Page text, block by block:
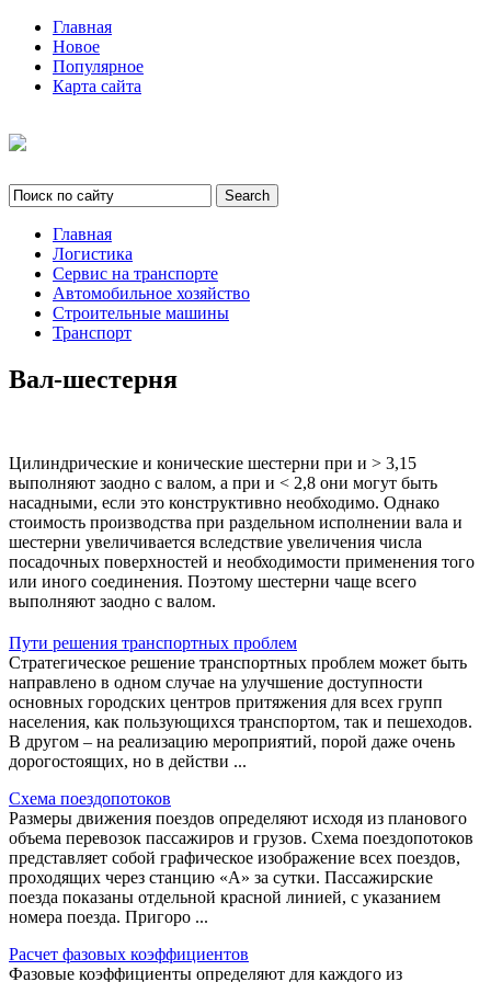
Главная
Новое
Популярное
Карта сайта
Главная
Логистика
Сервис на транспорте
Автомобильное хозяйство
Строительные машины
Транспорт
Вал-шестерня
Цилиндрические и конические шестерни при и > 3,15
выполняют заодно с валом, а при и < 2,8 они могут быть
насадными, если это конструктивно необходимо. Однако
стоимость производства при раздельном исполнении вала и
шестерни увеличивается вследствие увеличения числа
посадочных поверхностей и необходимости применения того
или иного соединения. Поэтому шестерни чаще всего
выполняют заодно с валом.
Пути решения транспортных проблем
Стратегическое решение транспортных проблем может быть
направлено в одном случае на улучшение доступности
основных городских центров притяжения для всех групп
населения, как пользующихся транспортом, так и пешеходов.
В другом – на реализацию мероприятий, порой даже очень
дорогостоящих, но в действи ...
Схема поездопотоков
Размеры движения поездов определяют исходя из планового
объема перевозок пассажиров и грузов. Схема поездопотоков
представляет собой графическое изображение всех поездов,
проходящих через станцию «А» за сутки. Пассажирские
поезда показаны отдельной красной линией, с указанием
номера поезда. Пригоро ...
Расчет фазовых коэффициентов
Фазовые коэффициенты определяют для каждого из